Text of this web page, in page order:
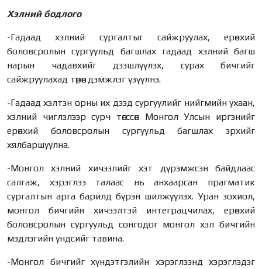
Хэлний бодлого
-Гадаад хэлний сургалтыг сайжруулах, ерөнхий
боловсролын сургуульд багшлах гадаад хэлний багш
нарын чадавхийг дээшлүүлэх, сурах бичгийг
сайжруулахад төрөөс дэмжлэг үзүүлнэ.
-Гадаад хэлтэн орны их дээд сургуулийг нийгмийн ухаан,
хэлний чиглэлээр сурч төгссөн Монгол Улсын иргэнийг
ерөнхий боловсролын сургуульд багшлах эрхийг
хялбаршуулна.
-Монгол хэлний хичээлийг хэт дүрэмжсэн байдлаас
салгаж, хэрэглээ талаас нь анхаарсан прагматик
сургалтын арга барилд бүрэн шилжүүлэх. Уран зохиол,
монгол бичгийн хичээлтэй интеграцчилах, ерөнхий
боловсролын сургуульд сонгодог монгол хэл бичгийн
мэдлэгийн үндсийг тавина.
-Монгол бичгийг хүндэтгэлийн хэрэглээнд хэрэглэдэг